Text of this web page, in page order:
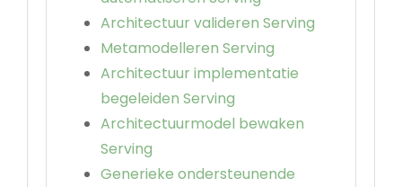
Architectuur valideren Serving
Metamodelleren Serving
Architectuur implementatie
begeleiden Serving
Architectuurmodel bewaken
Serving
Generieke ondersteunende